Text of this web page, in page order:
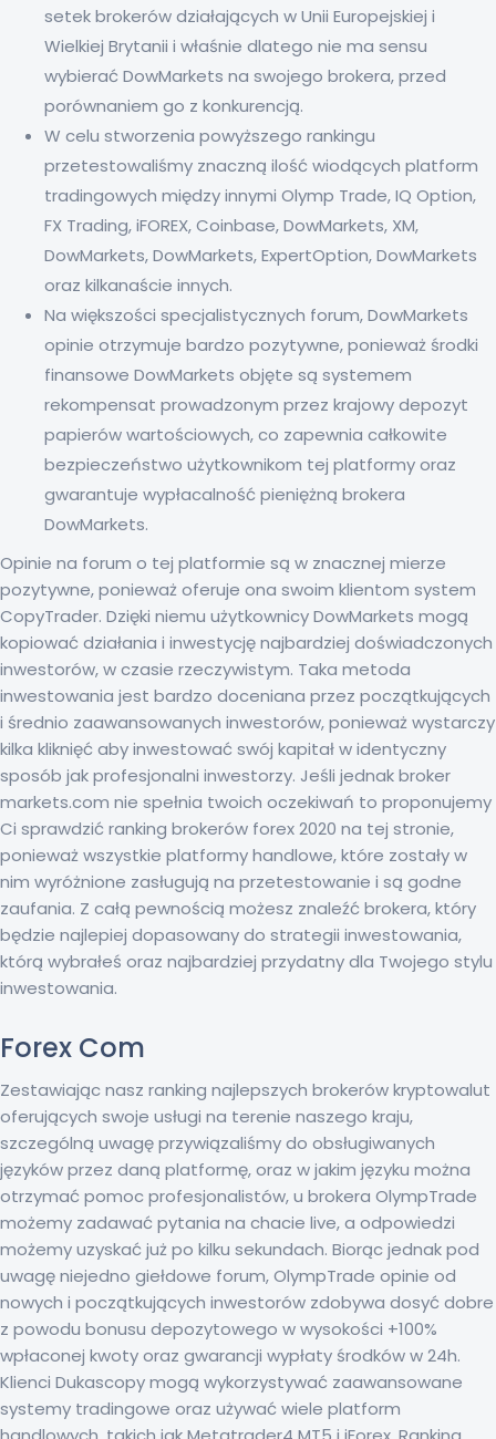
setek brokerów działających w Unii Europejskiej i
Wielkiej Brytanii i właśnie dlatego nie ma sensu
wybierać DowMarkets na swojego brokera, przed
porównaniem go z konkurencją.
W celu stworzenia powyższego rankingu
przetestowaliśmy znaczną ilość wiodących platform
tradingowych między innymi Olymp Trade, IQ Option,
FX Trading, iFOREX, Coinbase, DowMarkets, XM,
DowMarkets, DowMarkets, ExpertOption, DowMarkets
oraz kilkanaście innych.
Na większości specjalistycznych forum, DowMarkets
opinie otrzymuje bardzo pozytywne, ponieważ środki
finansowe DowMarkets objęte są systemem
rekompensat prowadzonym przez krajowy depozyt
papierów wartościowych, co zapewnia całkowite
bezpieczeństwo użytkownikom tej platformy oraz
gwarantuje wypłacalność pieniężną brokera
DowMarkets.
Opinie na forum o tej platformie są w znacznej mierze
pozytywne, ponieważ oferuje ona swoim klientom system
CopyTrader. Dzięki niemu użytkownicy DowMarkets mogą
kopiować działania i inwestycję najbardziej doświadczonych
inwestorów, w czasie rzeczywistym. Taka metoda
inwestowania jest bardzo doceniana przez początkujących
i średnio zaawansowanych inwestorów, ponieważ wystarczy
kilka kliknięć aby inwestować swój kapitał w identyczny
sposób jak profesjonalni inwestorzy. Jeśli jednak broker
markets.com nie spełnia twoich oczekiwań to proponujemy
Ci sprawdzić ranking brokerów forex 2020 na tej stronie,
ponieważ wszystkie platformy handlowe, które zostały w
nim wyróżnione zasługują na przetestowanie i są godne
zaufania. Z całą pewnością możesz znaleźć brokera, który
będzie najlepiej dopasowany do strategii inwestowania,
którą wybrałeś oraz najbardziej przydatny dla Twojego stylu
inwestowania.
Forex Com
Zestawiając nasz ranking najlepszych brokerów kryptowalut
oferujących swoje usługi na terenie naszego kraju,
szczególną uwagę przywiązaliśmy do obsługiwanych
języków przez daną platformę, oraz w jakim języku można
otrzymać pomoc profesjonalistów, u brokera OlympTrade
możemy zadawać pytania na chacie live, a odpowiedzi
możemy uzyskać już po kilku sekundach. Biorąc jednak pod
uwagę niejedno giełdowe forum, OlympTrade opinie od
nowych i początkujących inwestorów zdobywa dosyć dobre
z powodu bonusu depozytowego w wysokości +100%
wpłaconej kwoty oraz gwarancji wypłaty środków w 24h.
Klienci Dukascopy mogą wykorzystywać zaawansowane
systemy tradingowe oraz używać wiele platform